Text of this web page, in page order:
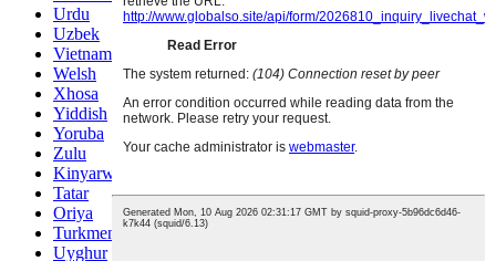
Urdu
Uzbek
Vietnamese
Welsh
Xhosa
Yiddish
Yoruba
Zulu
Kinyarwanda
Tatar
Oriya
Turkmen
Uyghur